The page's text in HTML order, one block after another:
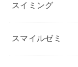
スイミング
スマイルゼミ